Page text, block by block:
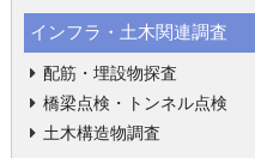
インフラ・土木関連調査
配筋・埋設物探査
橋梁点検・トンネル点検
土木構造物調査